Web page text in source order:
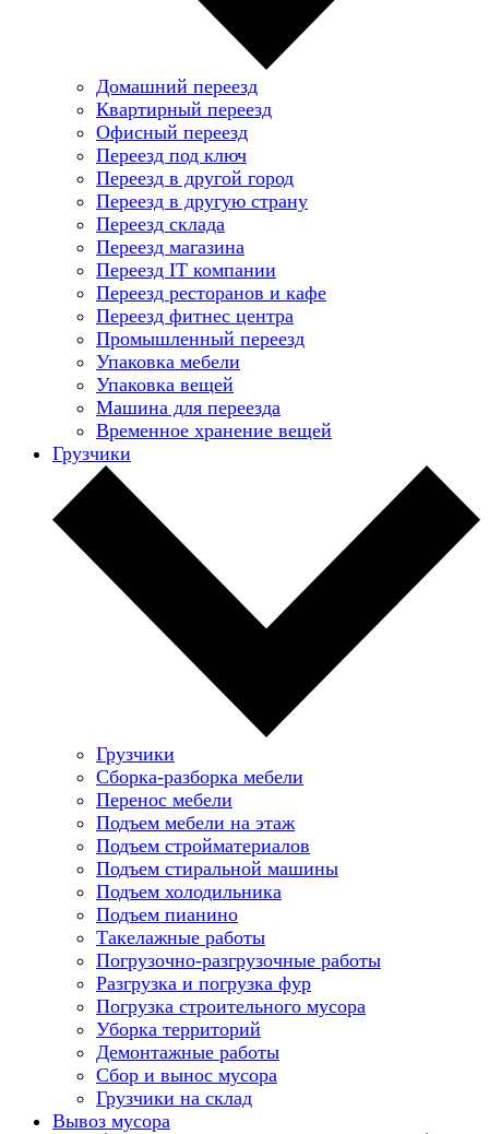
Домашний переезд
Квартирный переезд
Офисный переезд
Переезд под ключ
Переезд в другой город
Переезд в другую страну
Переезд склада
Переезд магазина
Переезд IT компании
Переезд ресторанов и кафе
Переезд фитнес центра
Промышленный переезд
Упаковка мебели
Упаковка вещей
Машина для переезда
Временное хранение вещей
Грузчики
Грузчики
Сборка-разборка мебели
Перенос мебели
Подъем мебели на этаж
Подъем стройматериалов
Подъем стиральной машины
Подъем холодильника
Подъем пианино
Такелажные работы
Погрузочно-разгрузочные работы
Разгрузка и погрузка фур
Погрузка строительного мусора
Уборка территорий
Демонтажные работы
Сбор и вынос мусора
Грузчики на склад
Вывоз мусора